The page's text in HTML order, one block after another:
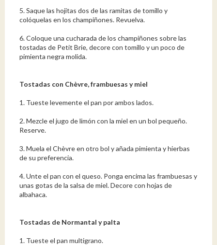
5. Saque las hojitas dos de las ramitas de tomillo y
colóquelas en los champiñones. Revuelva.
6. Coloque una cucharada de los champiñones sobre las
tostadas de Petit Brie, decore con tomillo y un poco de
pimienta negra molida.
Tostadas con Chèvre, frambuesas y miel
1. Tueste levemente el pan por ambos lados.
2. Mezcle el jugo de limón con la miel en un bol pequeño.
Reserve.
3. Muela el Chèvre en otro bol y añada pimienta y hierbas
de su preferencia.
4. Unte el pan con el queso. Ponga encima las frambuesas y
unas gotas de la salsa de miel. Decore con hojas de
albahaca.
Tostadas de Normantal y palta
1. Tueste el pan multigrano.